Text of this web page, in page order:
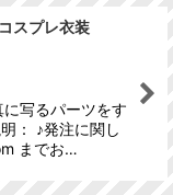
スプレ衣装
写るパーツをす
： ♪発注に関し
までお…